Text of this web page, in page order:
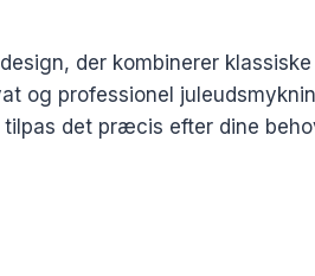
der kombinerer
og professionel
det præcis efter dine